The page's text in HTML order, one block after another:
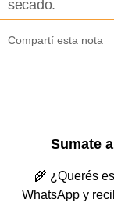
secado.
Compartí esta nota
Sumate
🌾 ¿Querés
WhatsApp y